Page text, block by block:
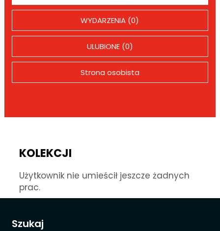
Szukaj
WYDARZENIA (0)
ULUBIONE (0)
Strona osobista
KOLEKCJI
Użytkownik nie umieścił jeszcze żadnych
prac.